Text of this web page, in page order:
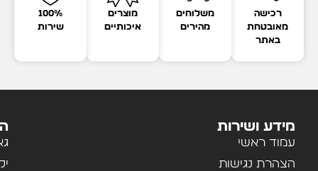
רכישה
מאובטחת
באתר
משלוחים
מהירים
מוצרים
איכותיים
100%
שירות
מידע ושירות
עמוד ראשי
הצהרת נגישות